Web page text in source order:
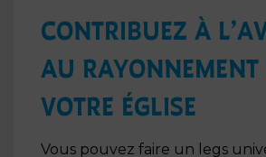
CONTRIBUEZ À
AU RAYONNEMENT
VOTRE ÉGLISE
Vous pouvez faire un legs